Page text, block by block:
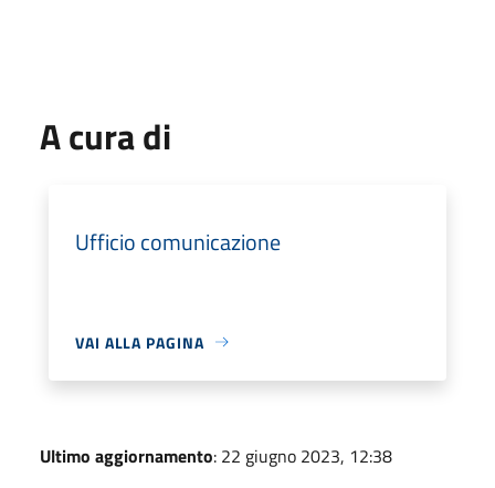
A cura di
Ufficio comunicazione
VAI ALLA PAGINA
Ultimo aggiornamento: 22 giugno 2023, 12:38